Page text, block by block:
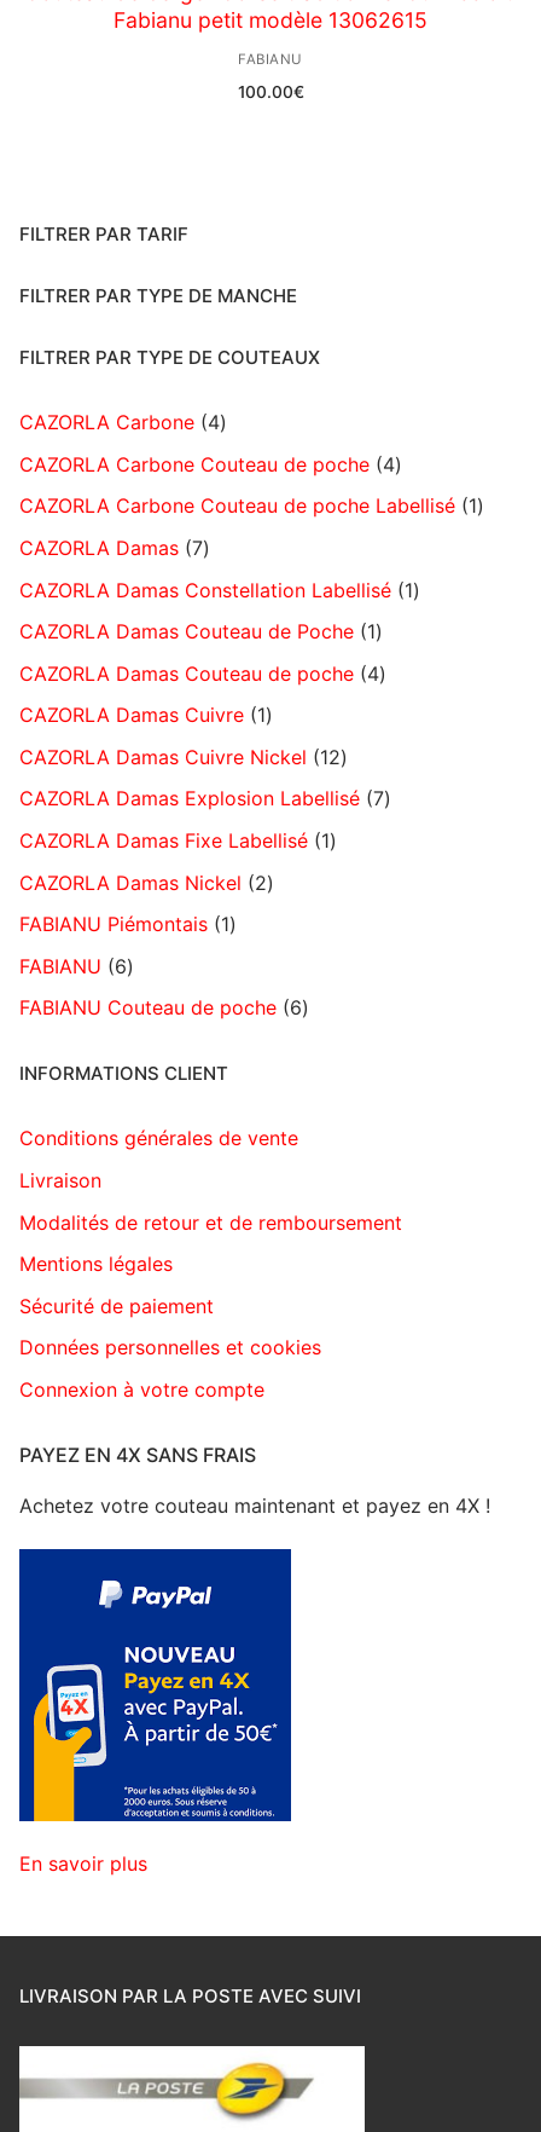
Fabianu petit modèle 13062615
FABIANU
100.00€
FILTRER PAR TARIF
FILTRER PAR TYPE DE MANCHE
FILTRER PAR TYPE DE COUTEAUX
CAZORLA Carbone 4
CAZORLA Carbone Couteau de poche 4
CAZORLA Carbone Couteau de poche Labellisé 1
CAZORLA Damas 7
CAZORLA Damas Constellation Labellisé 1
CAZORLA Damas Couteau de Poche 1
CAZORLA Damas Couteau de poche 4
CAZORLA Damas Cuivre 1
CAZORLA Damas Cuivre Nickel
12
CAZORLA Damas Explosion Labellisé 7
CAZORLA Damas Fixe Labellisé 1
CAZORLA Damas Nickel
2
FABIANU Piémontais 1
FABIANU
6
FABIANU Couteau de poche 6
INFORMATIONS CLIENT
Conditions générales de vente
Livraison
Modalités de retour et de remboursement
Mentions légales
Sécurité de paiement
Données personnelles et cookies
Connexion à votre compte
PAYEZ EN 4X SANS FRAIS
Achetez votre couteau maintenant et payez en 4X !
En savoir plus
LIVRAISON PAR LA POSTE AVEC SUIVI